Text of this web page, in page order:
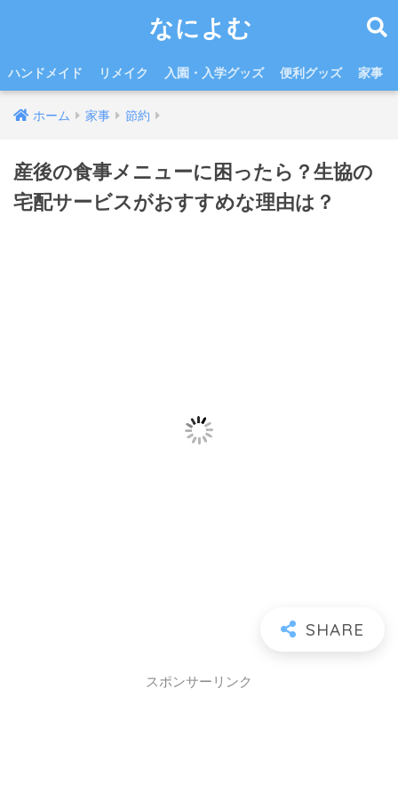
なによむ
ハンドメイド リメイク 入園・入学グッズ 便利グッズ 家事
ホーム 家事 節約
産後の食事メニューに困ったら？生協の
宅配サービスがおすすめな理由は？
スポンサーリンク